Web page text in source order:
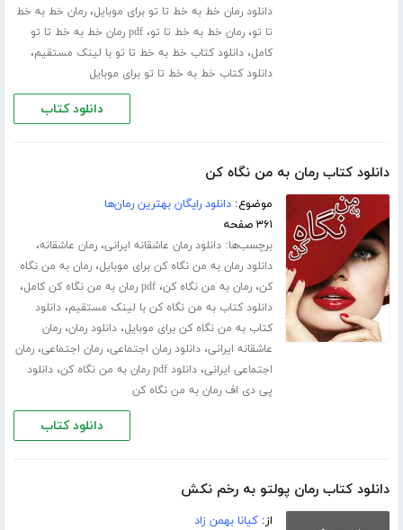
دانلود رمان خط به خط تا تو برای موبایل،رمان خط به خط
تا تو،رمان خط به خط تا تو،
pdf رمان خط به خط تا تو
کامل،دانلود کتاب خط به خط تا تو با لینک مستقیم،
دانلود کتاب خط به خط تا تو برای موبایل
دانلود کتاب
دانلود کتاب رمان به من نگاه کن
موضوع:دانلود رایگان بهترین رمان‌ها
۳۶۱ صفحه
برچسب‌ها:دانلود رمان عاشقانه ایرانی،رمان عاشقانه،
دانلود رمان به من نگاه کن برای موبایل،رمان به من نگاه
کن،رمان به من نگاه کن،pdf رمان به من نگاه کن کامل ،
دانلود کتاب به من نگاه کن با لینک مستقیم،دانلود
کتاب به من نگاه کن برای موبایل،دانلود رمان،رمان
عاشقانه ایرانی،دانلود رمان اجتماعی،رمان اجتماعی،رمان
اجتماعی ایرانی،دانلود pdf رمان به من نگاه کن ،دانلود
پی دی اف رمان به من نگاه کن
دانلود کتاب
دانلود کتاب رمان پولتو به رخم نکش
از:کیانا بهمن زاد